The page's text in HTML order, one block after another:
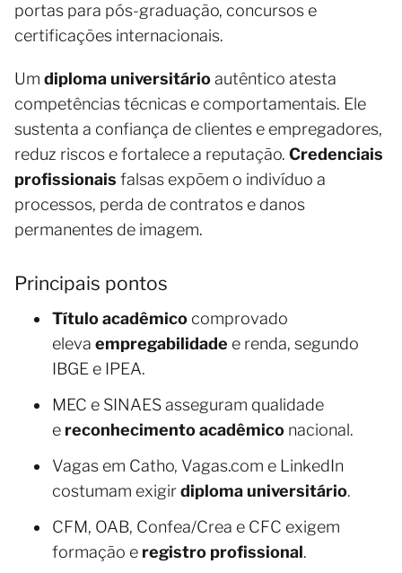
portas para pós-graduação, concursos e
certificações internacionais.
Um diploma universitárioautêntico atesta
competências técnicas e comportamentais. Ele
sustenta a confiança de clientes e empregadores,
reduz riscos e fortalece a reputação. Credenciais
profissionais falsas expõem o indivíduo a
processos, perda de contratos e danos
permanentes de imagem.
Principais pontos
Título acadêmico comprovado
eleva empregabilidade e renda, segundo
IBGE e IPEA.
MEC e SINAES asseguram qualidade
e reconhecimento acadêmico nacional.
Vagas em Catho, Vagas.com e LinkedIn
costumam exigirdiploma universitário.
CFM, OAB, Confea/Crea e CFC exigem
formação e registro profissional.